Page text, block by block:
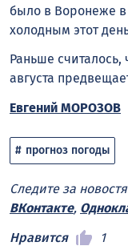
было в Воронеже в
холодным этот
Раньше считалось,
августа
Евгений МОРОЗОВ
прогноз погоды
Следите за
ВКонтакте,
Нравится
1